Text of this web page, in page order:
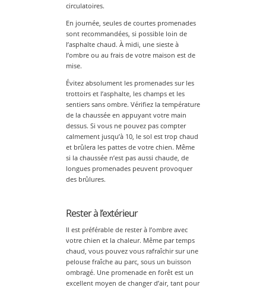
circulatoires.
En journée, seules de courtes promenades
sont recommandées, si possible loin de
l’asphalte chaud. À midi, une sieste à
l’ombre ou au frais de votre maison est de
mise.
Évitez absolument les promenades sur les
trottoirs et l’asphalte, les champs et les
sentiers sans ombre. Vérifiez la température
de la chaussée en appuyant votre main
dessus. Si vous ne pouvez pas compter
calmement jusqu’à 10, le sol est trop chaud
et brûlera les pattes de votre chien. Même
si la chaussée n’est pas aussi chaude, de
longues promenades peuvent provoquer
des brûlures.
Rester à l’extérieur
Il est préférable de rester à l’ombre avec
votre chien et la chaleur. Même par temps
chaud, vous pouvez vous rafraîchir sur une
pelouse fraîche au parc, sous un buisson
ombragé. Une promenade en forêt est un
excellent moyen de changer d’air, tant pour